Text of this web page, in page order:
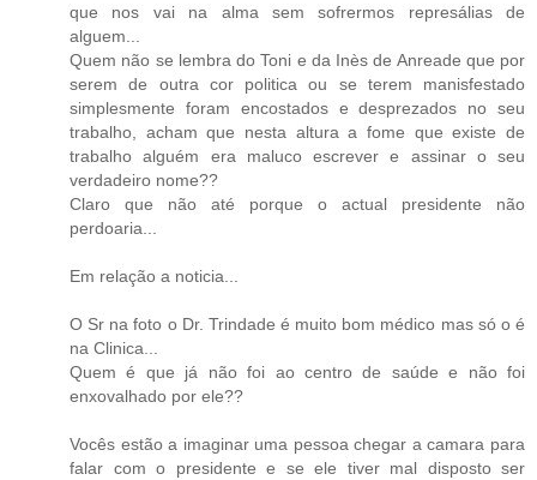
que nos vai na alma sem sofrermos represálias de
alguem...
Quem não se lembra do Toni e da Inès de Anreade que por
serem de outra cor politica ou se terem manisfestado
simplesmente foram encostados e desprezados no seu
trabalho, acham que nesta altura a fome que existe de
trabalho alguém era maluco escrever e assinar o seu
verdadeiro nome??
Claro que não até porque o actual presidente não
perdoaria...
Em relação a noticia...
O Sr na foto o Dr. Trindade é muito bom médico mas só o é
na Clinica...
Quem é que já não foi ao centro de saúde e não foi
enxovalhado por ele??
Vocês estão a imaginar uma pessoa chegar a camara para
falar com o presidente e se ele tiver mal disposto ser